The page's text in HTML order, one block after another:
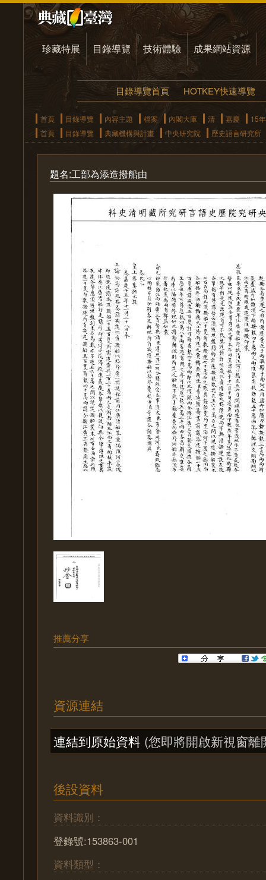
珍藏特展 目錄導覽 技術體驗 成果網站資源
目錄導覽首頁 HOTKEY快速導覽
首頁 目錄導覽 內容主題 檔案 內閣大庫 清 嘉慶
15年
首頁
目錄導覽 典藏機構與計畫 中央研究院 歷史語言研究所
題名:工部為添造撥船由
推薦分享
資源連結
連結到原始資料 (您即將開啟新視窗離
後設資料
資料識別：
登錄號:153863-001
資料類型：